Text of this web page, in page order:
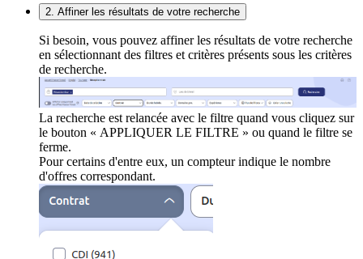
2. Affiner les résultats de votre recherche
Si besoin, vous pouvez affiner les résultats de votre recherche
en sélectionnant des filtres et critères présents sous les critères
de recherche.
La recherche est relancée avec le filtre quand vous cliquez sur
le bouton « APPLIQUER LE FILTRE » ou quand le filtre se
ferme.
Pour certains d'entre eux, un compteur indique le nombre
d'offres correspondant.